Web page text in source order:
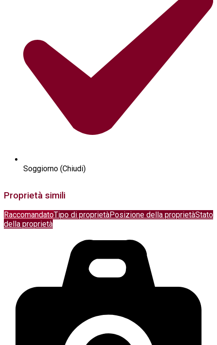
Soggiorno (Chiudi)
Proprietà simili
RaccomandatoTipo di proprietàPosizione della proprietàStato
della proprietà